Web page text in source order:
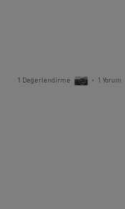
1 Değerlendirme • 1 Yorum